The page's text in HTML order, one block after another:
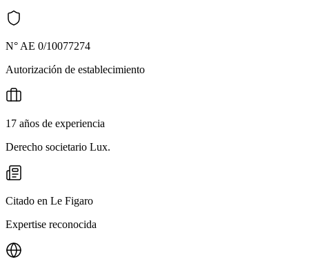
N° AE 0/10077274
Autorización de establecimiento
17 años de experiencia
Derecho societario Lux.
Citado en Le Figaro
Expertise reconocida